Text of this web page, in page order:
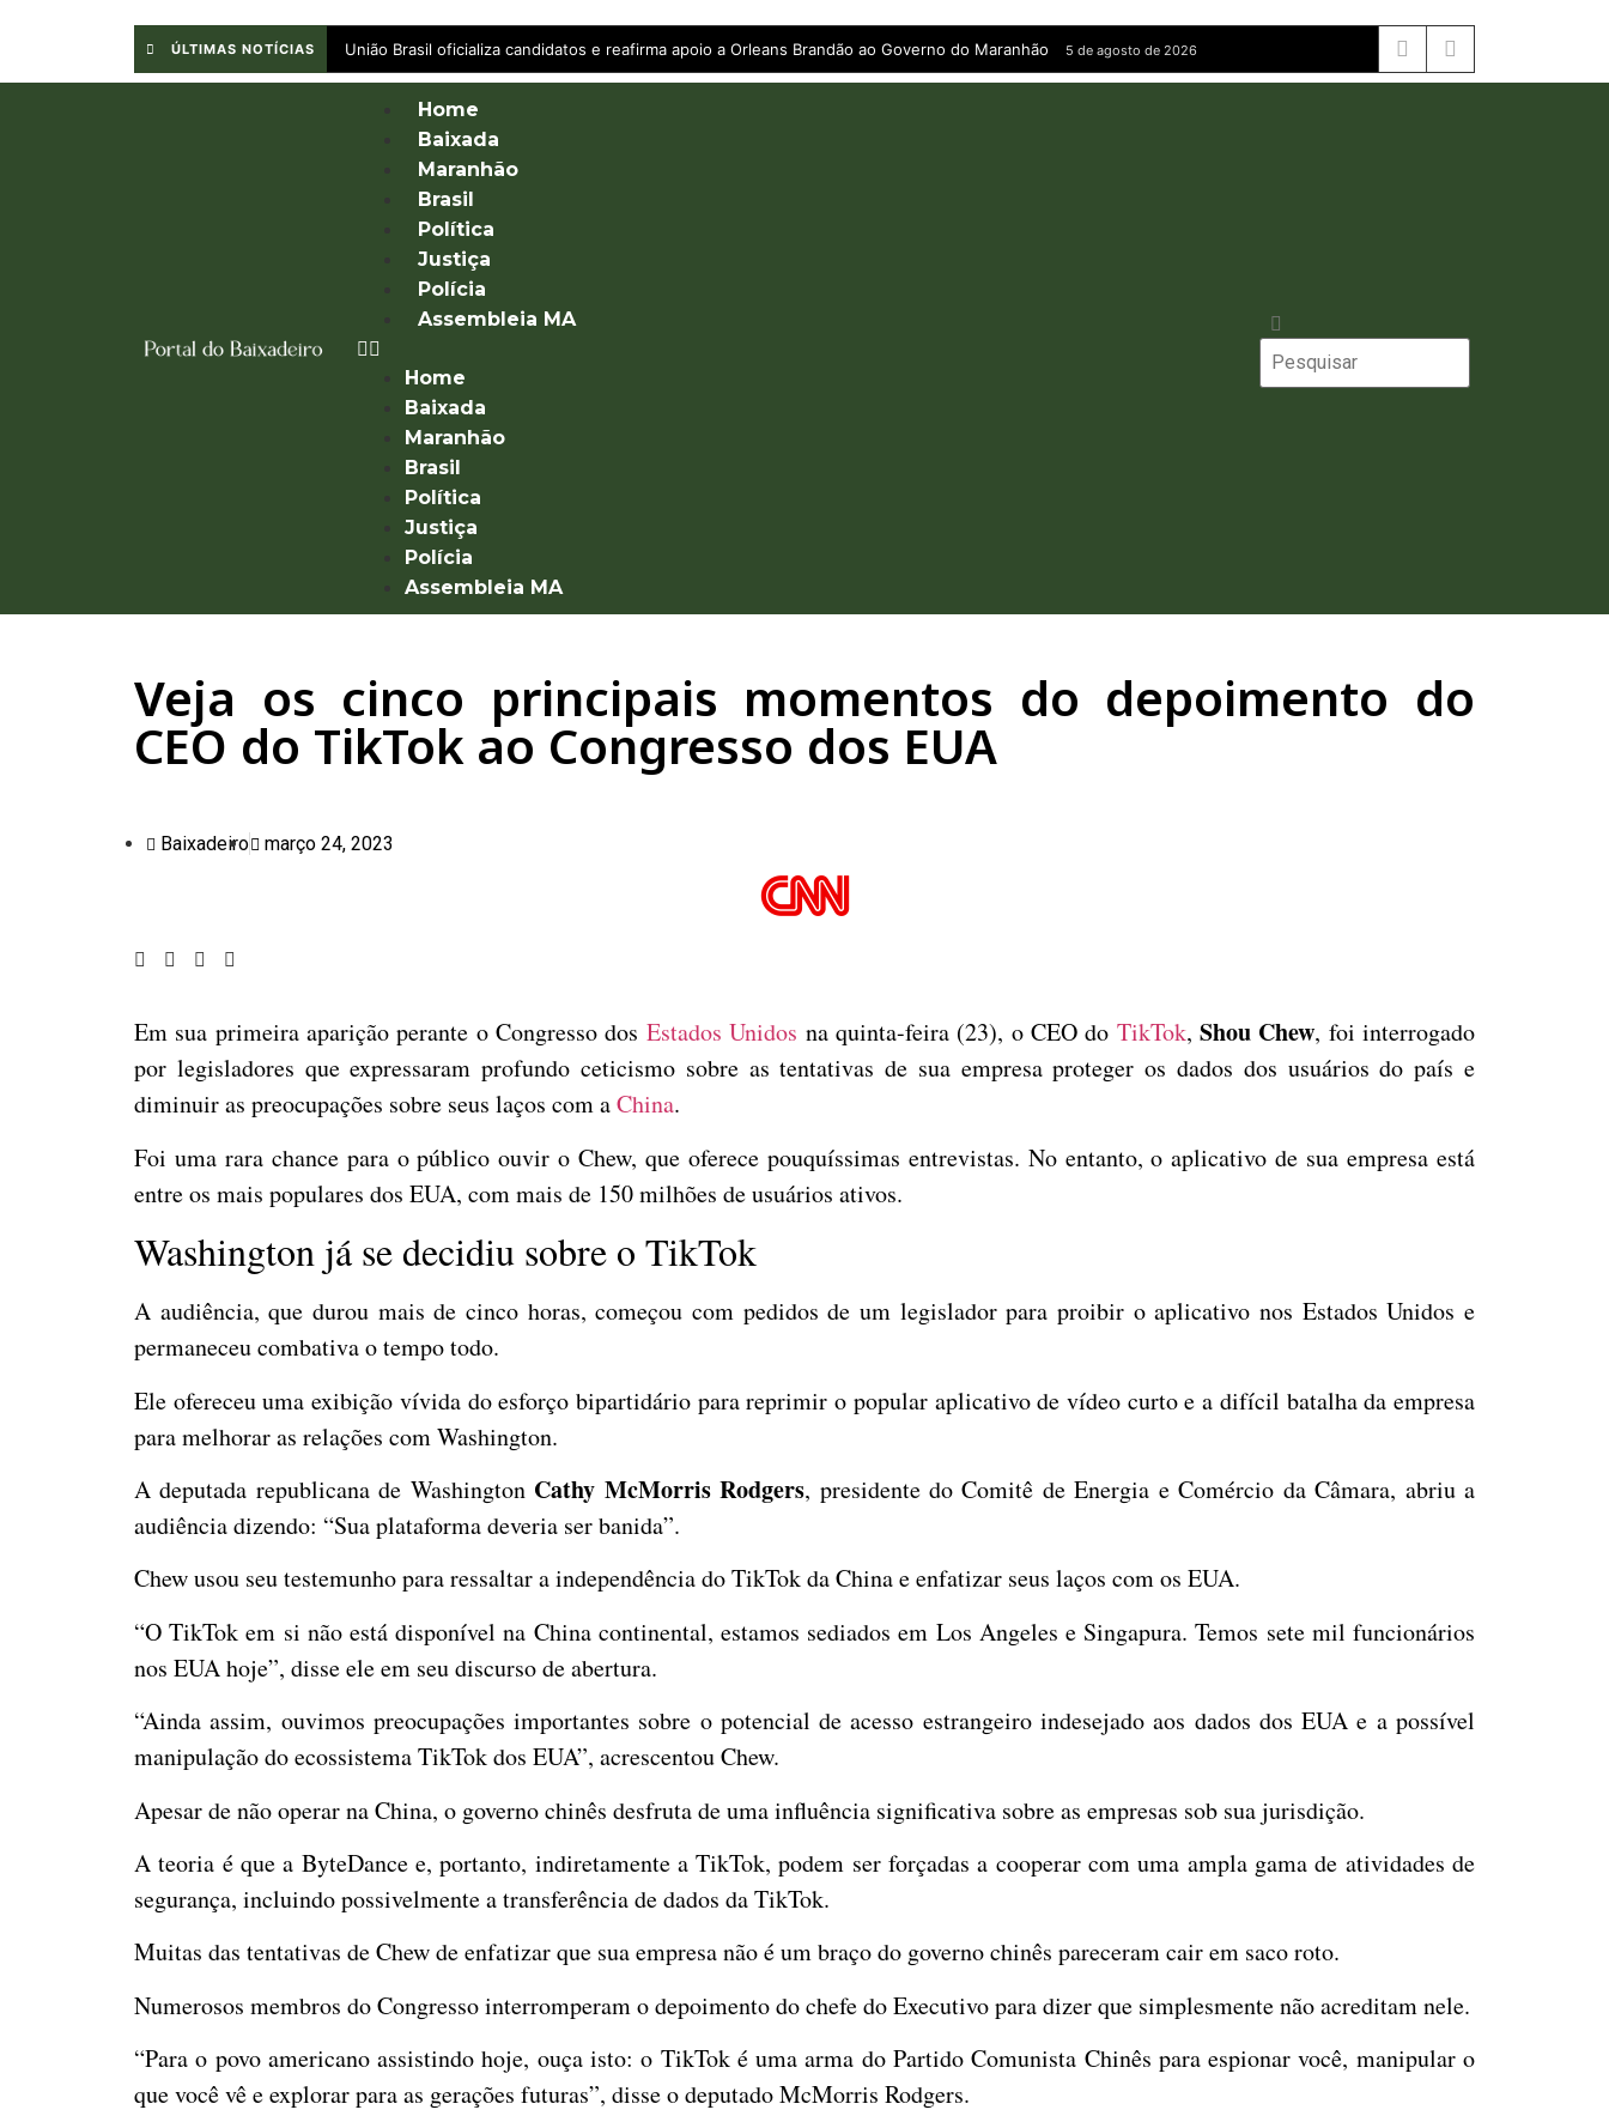
ÚLTIMAS NOTÍCIAS União Brasil oficializa candidatos e reafirma apoio a Orleans Brandão ao Governo do Maranhão 5 de agosto de 2026
Home
Baixada
Maranhão
Brasil
Política
Justiça
Polícia
Assembleia MA
Home
Baixada
Maranhão
Brasil
Política
Justiça
Polícia
Assembleia MA
Veja os cinco principais momentos do depoimento do
CEO do TikTok ao Congresso dos EUA
Baixadeiro março 24, 2023
Em sua primeira aparição perante o Congresso dos Estados Unidos na quinta-feira (23), o CEO do TikTok, Shou Chew, foi interrogado
por legisladores que expressaram profundo ceticismo sobre as tentativas de sua empresa proteger os dados dos usuários do país e
diminuir as preocupações sobre seus laços com aChina.
Foi uma rara chance para o público ouvir o Chew, que oferece pouquíssimas entrevistas. No entanto, o aplicativo de sua empresa está
entre os mais populares dos EUA, com mais de 150 milhões de usuários ativos.
Washington já se decidiu sobre o TikTok
A audiência, que durou mais de cinco horas, começou com pedidos de um legislador para proibir o aplicativo nos Estados Unidos e
permaneceu combativa o tempo todo.
Ele ofereceu uma exibição vívida do esforço bipartidário para reprimir o popular aplicativo de vídeo curto e a difícil batalha da empresa
para melhorar as relações com Washington.
A deputada republicana de Washington Cathy McMorris Rodgers, presidente do Comitê de Energia e Comércio da Câmara, abriu a
audiência dizendo: “Sua plataforma deveria ser banida”.
Chew usou seu testemunho para ressaltar a independência do TikTok da China e enfatizar seus laços com os EUA.
“O TikTok em si não está disponível na China continental, estamos sediados em Los Angeles e Singapura. Temos sete mil funcionários
nos EUA hoje”, disse ele em seu discurso de abertura.
“Ainda assim, ouvimos preocupações importantes sobre o potencial de acesso estrangeiro indesejado aos dados dos EUA e a possível
manipulação do ecossistema TikTok dos EUA”, acrescentou Chew.
Apesar de não operar na China, o governo chinês desfruta de uma influência significativa sobre as empresas sob sua jurisdição.
A teoria é que a ByteDance e, portanto, indiretamente a TikTok, podem ser forçadas a cooperar com uma ampla gama de atividades de
segurança, incluindo possivelmente a transferência de dados da TikTok.
Muitas das tentativas de Chew de enfatizar que sua empresa não é um braço do governo chinês pareceram cair em saco roto.
Numerosos membros do Congresso interromperam o depoimento do chefe do Executivo para dizer que simplesmente não acreditam nele.
“Para o povo americano assistindo hoje, ouça isto: o TikTok é uma arma do Partido Comunista Chinês para espionar você, manipular o
que você vê e explorar para as gerações futuras”, disse o deputado McMorris Rodgers.